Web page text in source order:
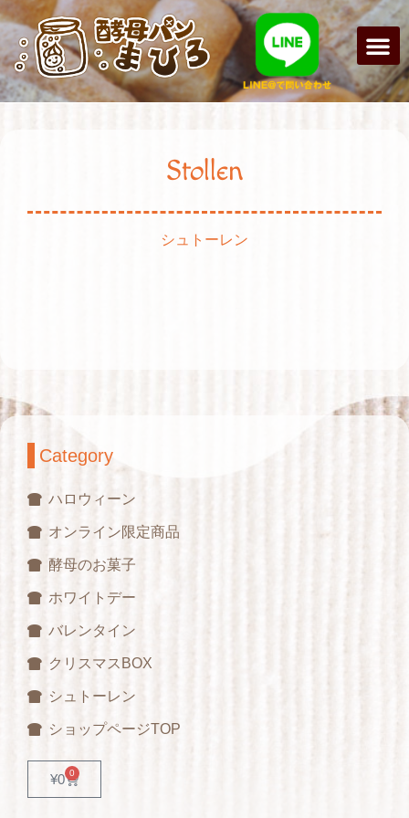
Stollen
シュトーレン
Category
ハロウィーン
オンライン限定商品
酵母のお菓子
ホワイトデー
バレンタイン
クリスマスBOX
シュトーレン
ショップページTOP
¥0 0